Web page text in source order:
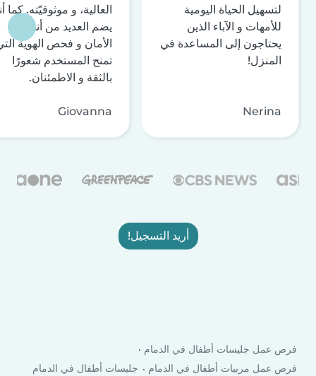
لتسهيل الحياة اليومية
للأمهات و الآباء الذين
يحتاجون إلى المساعدة في
المنزل!
Nerina
العالية، و موثوقيّته. كما
يضم العديد من أنظمة
الأمان و فحص الهوية
تمنح المستخدم شعورًا
بالثقة و الاطمئنان.
Giovanna
أريد التسجيل!
فرص عمل جليسات أطفال في الدمام
فرص عمل مربيات أطفال في الدمام
جليسات أطفال في الدمام